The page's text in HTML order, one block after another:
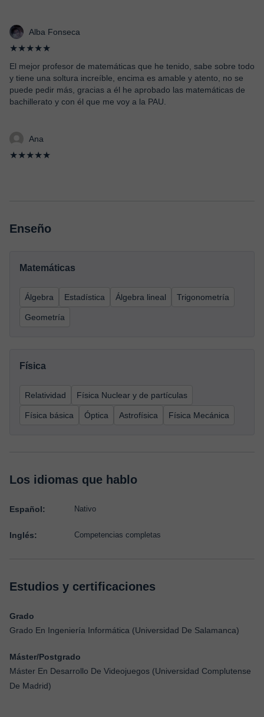
Alba Fonseca
★★★★★
El mejor profesor de matemáticas que he tenido, sabe sobre todo
y tiene una soltura increíble, encima es amable y atento, no se
puede pedir más, gracias a él he aprobado las matemáticas de
bachillerato y con él que me voy a la PAU.
Ana
★★★★★
Enseño
Matemáticas
Álgebra Estadística Álgebra lineal Trigonometría
Geometría
Física
Relatividad Física Nuclear y de partículas
Física básica Óptica Astrofísica Física Mecánica
Los idiomas que hablo
Español: Nativo
Inglés: Competencias completas
Estudios y certificaciones
Grado
Grado En Ingeniería Informática (Universidad De Salamanca)
Máster/Postgrado
Máster En Desarrollo De Videojuegos (Universidad Complutense
De Madrid)